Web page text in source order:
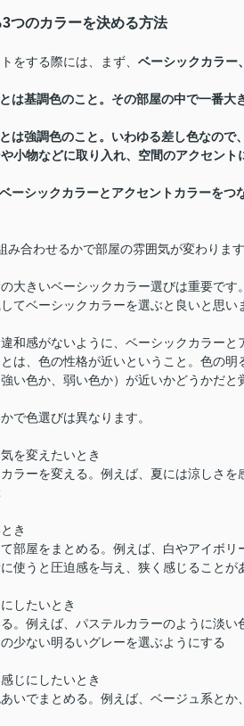
つのカラーを決める方法
をする際には、まず、 ベーシックカラー
は基調色のこと。その部屋の中で一番大
は強調色のこと。いわゆる差し色なの
小物などに取り入れ、空間のアクセント
ーシックカラーとアクセントカラーを
み合わせるかで部屋の雰囲気が変わります
大きいベーシックカラー選びは重要で
てベーシックカラーを選ぶと良いと思い
和感がないように、ベーシックカラー
は、色の性格が近いということ。色の
い色か、弱い色か）が近いかどうかだと
で色選びは異なります。
を変えたいとき
ラーを変える。例えば、夏には涼しさ
き
部屋をまとめる。例えば、白やアイボ
使うと圧迫感を与え、狭く感じることが
したいとき
。例えば、パステルカラーのように淡
少ない明るいグレーを選ぶようにする
じにしたいとき
いでまとめる。例えば、ベージュ系とか